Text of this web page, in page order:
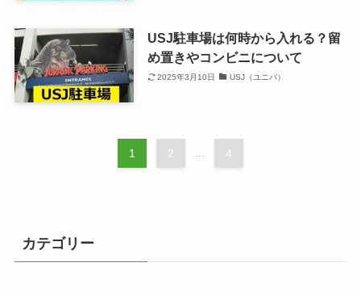
USJ駐車場は何時から入れる？留
め置きやコンビニについて
2025年3月10日 USJ（ユニバ）
1 2 ... 4
カテゴリー